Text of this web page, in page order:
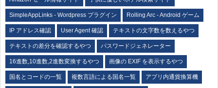
SimpleAppLinks - Wordpress プラグイン Rolling Arc - Android ゲーム
IP アドレス確認 User Agent 確認 テキストの文字数を数えるやつ
テキストの差分を確認するやつ パスワードジェネレーター
16進数,10進数,2進数変換するやつ 画像の EXIF を表示するやつ
国名とコードの一覧 複数言語による国名一覧 アプリ内通貨換算機